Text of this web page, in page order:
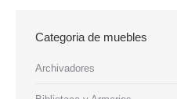
Categoria de muebles
Archivadores